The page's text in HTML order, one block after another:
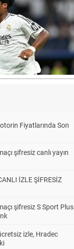
Fiyatlarında Son
şifresiz canlı yayın
İZLE ŞİFRESİZ
şifresiz S Sport Plus
izle, Hradec